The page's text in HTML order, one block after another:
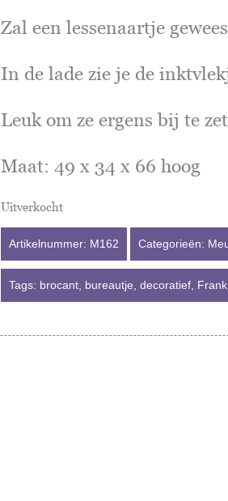
Zal een lessenaartje
In de lade zie je de
Leuk om ze ergens bij te
Maat: 49 x 34 x 66 hoog
Uitverkocht
Artikelnummer: M162 Categorieën:
Tags: brocant, bureautje,decoratief,